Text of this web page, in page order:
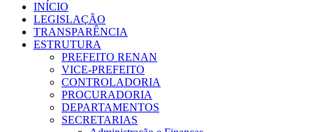
INÍCIO
LEGISLAÇÃO
TRANSPARÊNCIA
ESTRUTURA
PREFEITO RENAN
VICE-PREFEITO
CONTROLADORIA
PROCURADORIA
DEPARTAMENTOS
SECRETARIAS